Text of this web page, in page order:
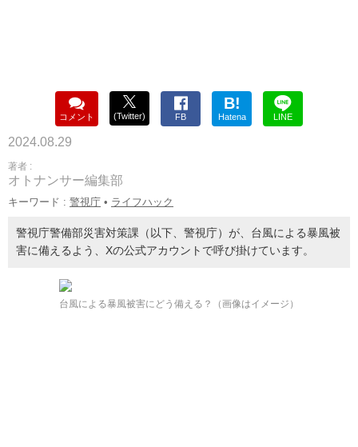
コメント (Twitter) FB
B!
Hatena LINE
2024.08.29
著者 :
オトナンサー編集部
キーワード : 警視庁 • ライフハック
警視庁警備部災害対策課（以下、警視庁）が、台風による暴風被
害に備えるよう、Xの公式アカウントで呼び掛けています。
台風による暴風被害にどう備える？（画像はイメージ）